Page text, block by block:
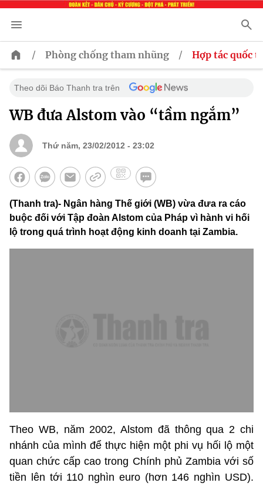
/ Phòng chống tham nhũng / Hợp tác quốc
Theo dõi Báo Thanh tra trên
WB đưa Alstom vào “tầm ngắm”
Thứ năm, 23/02/2012 - 23:02
(Thanh tra)- Ngân hàng Thế giới (WB) vừa đưa ra cáo
buộc đối với Tập đoàn Alstom của Pháp vì hành vi hối
lộ trong quá trình hoạt động kinh doanh tại Zambia.
Theo WB, năm 2002, Alstom đã thông qua 2 chi
nhánh của mình để thực hiện một phi vụ hối lộ một
quan chức cấp cao trong Chính phủ Zambia với số
tiền lên tới 110 nghìn euro (hơn 146 nghìn USD).